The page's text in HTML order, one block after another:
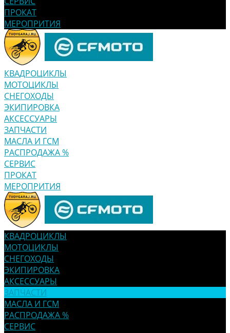
ПРОКАТ
МЕРОПРИТИЯ
КВАДРОЦИКЛЫ
МОТОЦИКЛЫ
СНЕГОХОДЫ
ЭКИПИРОВКА
АКСЕССУАРЫ
ЗАПЧАСТИ
МАСЛА И ГСМ
РАСПРОДАЖА %
СЕРВИС
ПРОКАТ
МЕРОПРИТИЯ
КВАДРОЦИКЛЫ
МОТОЦИКЛЫ
СНЕГОХОДЫ
ЭКИПИРОВКА
АКСЕССУАРЫ
ЗАПЧАСТИ
МАСЛА И ГСМ
РАСПРОДАЖА %
СЕРВИС